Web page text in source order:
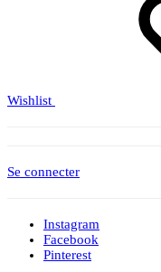
Wishlist
Se connecter
Instagram
Facebook
Pinterest